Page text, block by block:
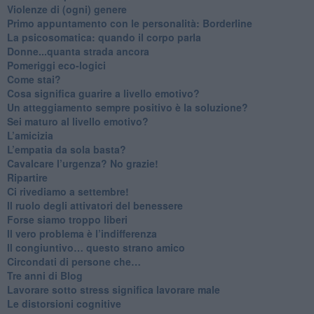
Violenze di (ogni) genere
​Primo appuntamento con le personalità: Borderline
La psicosomatica: quando il corpo parla
Donne...quanta strada ancora
​Pomeriggi eco-logici
​Come stai?
Cosa significa guarire a livello emotivo?
​Un atteggiamento sempre positivo è la soluzione?
​Sei maturo al livello emotivo?
​L’amicizia
​L’empatia da sola basta?
​Cavalcare l’urgenza? No grazie!
Ripartire
​Ci rivediamo a settembre!
​Il ruolo degli attivatori del benessere
​Forse siamo troppo liberi
​Il vero problema è l’indifferenza
​Il congiuntivo… questo strano amico
​Circondati di persone che…
​Tre anni di Blog
​Lavorare sotto stress significa lavorare male
​Le distorsioni cognitive